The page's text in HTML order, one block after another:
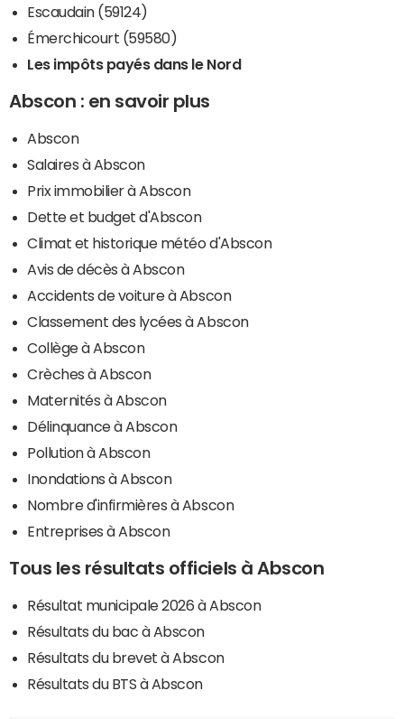
Escaudain (59124)
Émerchicourt (59580)
Les impôts payés dans le Nord
Abscon : en savoir plus
Abscon
Salaires à Abscon
Prix immobilier à Abscon
Dette et budget d'Abscon
Climat et historique météo d'Abscon
Avis de décès à Abscon
Accidents de voiture à Abscon
Classement des lycées à Abscon
Collège à Abscon
Crèches à Abscon
Maternités à Abscon
Délinquance à Abscon
Pollution à Abscon
Inondations à Abscon
Nombre d'infirmières à Abscon
Entreprises à Abscon
Tous les résultats officiels à Abscon
Résultat municipale 2026 à Abscon
Résultats du bac à Abscon
Résultats du brevet à Abscon
Résultats du BTS à Abscon